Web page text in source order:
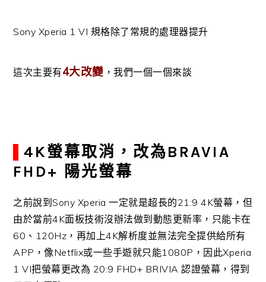
Sony Xperia 1 VI 規格除了常規的處理器提升
這次主要有4大改變 ，我們一個一個來談
4K螢幕取消，改為BRAVIA
FHD+ 陽光螢幕
之前說到Sony Xperia 一定就是超長的21:9 4K螢幕，但
由於當前4K面板技術沒辦法做到動態更新率，只能卡在
60、120Hz，再加上4K解析度並無法完全提供給所有
APP，像Netflix或一些手遊就只能1080P，因此Xperia
1 VI把螢幕更改為 20:9 FHD+ BRIVIA 認證螢幕，得到